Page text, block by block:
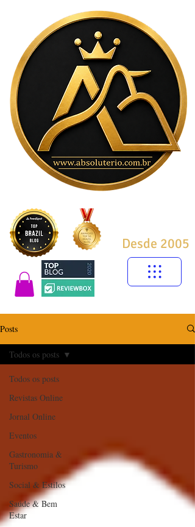
Desde 2005
Posts
Todos os posts
Revistas Online
Jornal Online
Eventos
Gastronomia &
Turismo
Social & Estilos
Saúde & Bem
Estar
Todos os posts